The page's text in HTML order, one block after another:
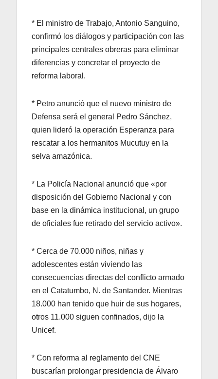
* El ministro de Trabajo, Antonio Sanguino,
confirmó los diálogos y participación con las
principales centrales obreras para eliminar
diferencias y concretar el proyecto de
reforma laboral.
* Petro anunció que el nuevo ministro de
Defensa será el general Pedro Sánchez,
quien lideró la operación Esperanza para
rescatar a los hermanitos Mucutuy en la
selva amazónica.
* La Policía Nacional anunció que «por
disposición del Gobierno Nacional y con
base en la dinámica institucional, un grupo
de oficiales fue retirado del servicio activo».
* Cerca de 70.000 niños, niñas y
adolescentes están viviendo las
consecuencias directas del conflicto armado
en el Catatumbo, N. de Santander. Mientras
18.000 han tenido que huir de sus hogares,
otros 11.000 siguen confinados, dijo la
Unicef.
* Con reforma al reglamento del CNE
buscarían prolongar presidencia de Álvaro